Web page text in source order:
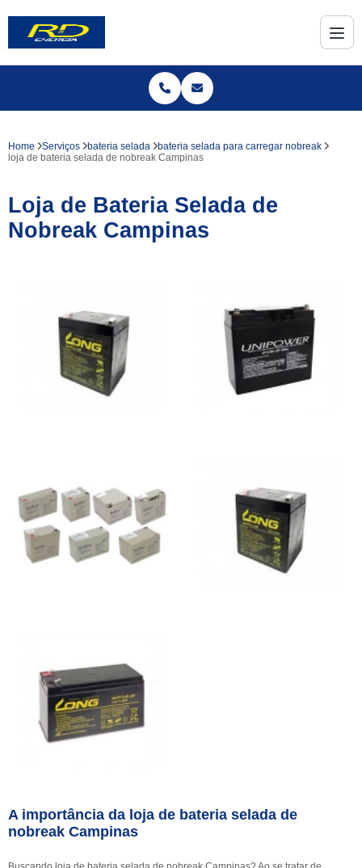
Home Serviços bateria selada
bateria selada para carregar nobreak
loja de bateria selada de nobreak Campinas
Loja de Bateria Selada de
Nobreak Campinas
A importância da loja de bateria selada de
nobreak Campinas